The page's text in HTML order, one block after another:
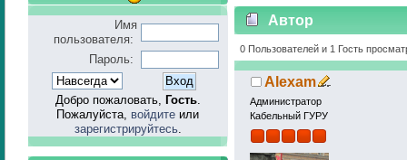
Имя
пользователя:
Пароль:
Добро пожаловать, Гость.
Пожалуйста, войдите или
зарегистрируйтесь.
Автор
4204 раз)
0 Пользователей и 1 Гость
Alexam
Администратор
Кабельный ГУРУ